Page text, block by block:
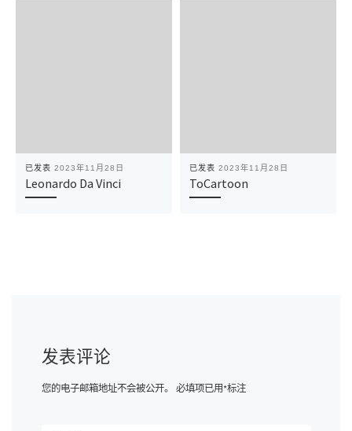
已发表 2023年11月28日
Leonardo Da Vinci
已发表 2023年11月28日
ToCartoon
发表评论
您的电子邮箱地址不会被公开。 必填项已用*标注